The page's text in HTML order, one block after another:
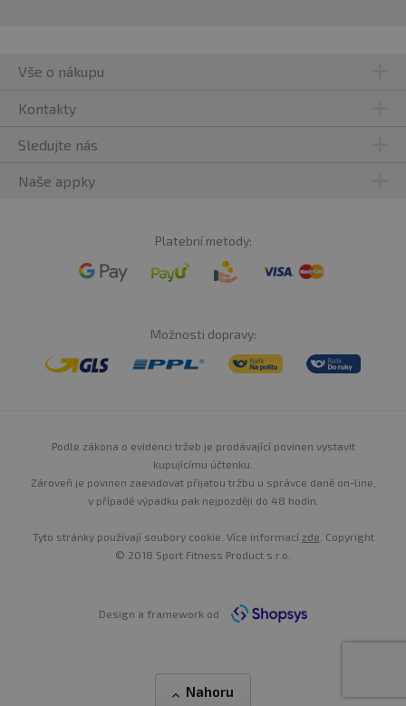
Vše o nákupu
Kontakty
Sledujte nás
Naše appky
Platební metody:
Možnosti dopravy:
Podle zákona o evidenci tržeb je prodávající povinen vystavit
kupujícímu účtenku.
Zároveň je povinen zaevidovat přijatou tržbu u správce daně on-line,
v případě výpadku pak nejpozději do 48 hodin.
Tyto stránky používají soubory cookie. Více informací zde . Copyright
© 2018 Sport Fitness Product s.r.o.
Design a framework od
Nahoru